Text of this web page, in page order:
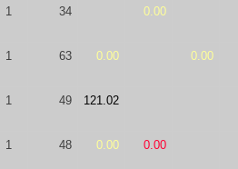
1 34 0.00
1 63 0.00 0.00
1 49 121.02
1 48 0.00 0.00